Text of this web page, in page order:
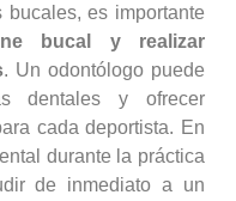
es importante
bucal y realizar
. Un odontólogo puede
dentales y ofrecer
cada deportista. En
durante la práctica
de inmediato a un